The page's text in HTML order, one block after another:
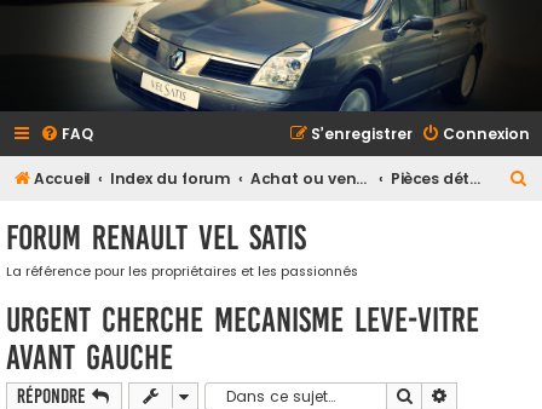
FAQ Connexion
S’enregistrer
Accueil Index du forum Achat ou vente Pièces détachées et accessoires
Forum Renault VEL SATIS
La référence pour les propriétaires et les passionnés
URGENT CHERCHE MECANISME LEVE-VITRE
AVANT GAUCHE
Répondre Rechercher